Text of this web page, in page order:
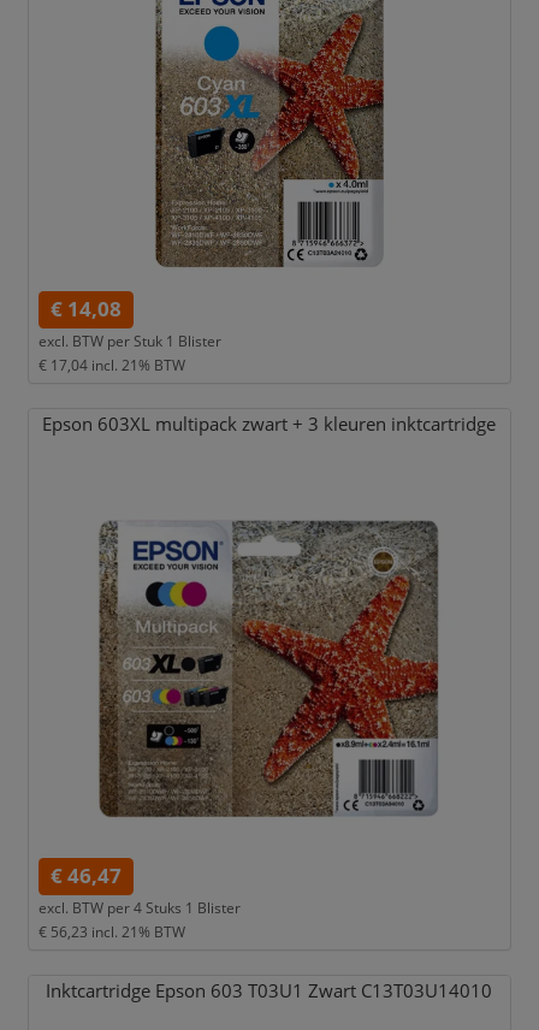
€ 14,08
excl. BTW per Stuk 1 Blister
€ 17,04 incl. 21% BTW
Epson 603XL multipack zwart + 3 kleuren inktcartridge
€ 46,47
excl. BTW per4 Stuks 1 Blister
€ 56,23 incl. 21% BTW
Inktcartridge Epson 603 T03U1 Zwart C13T03U14010